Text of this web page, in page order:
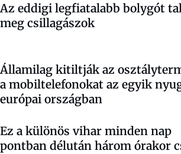
Az eddigi legfiatalabb bolygót
meg csillagászok
Államilag kitiltják az
a mobiltelefonokat az egyik
európai országban
Ez a különös vihar minden nap
pontban délután három órakor